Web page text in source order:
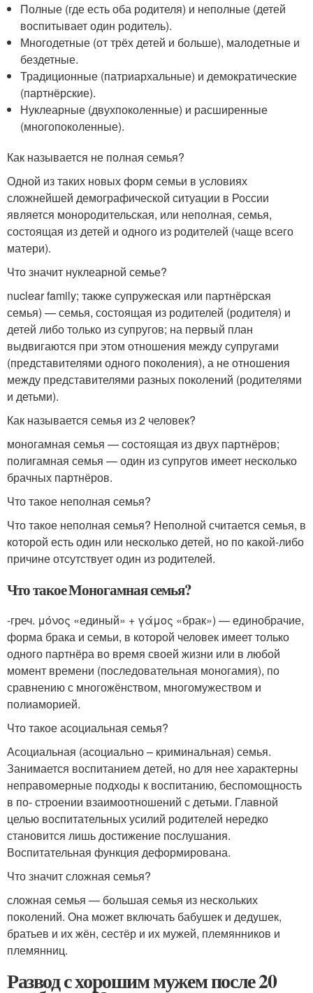
Полные (где есть оба родителя) и неполные (детей
воспитывает один родитель).
Многодетные (от трёх детей и больше), малодетные и
бездетные.
Традиционные (патриархальные) и демократичеcкие
(партнёрские).
Нуклеарные (двухпоколенные) и расширенные
(многопоколенные).
Как называется не полная семья?
Одной из таких новых форм семьи в условиях
сложнейшей демографической ситуации в России
является монородительская, или неполная, семья,
состоящая из детей и одного из родителей (чаще всего
матери).
Что значит нуклеарной семье?
nuclear family; также супружеская или партнёрская
семья) — семья, состоящая из родителей (родителя) и
детей либо только из супругов; на первый план
выдвигаются при этом отношения между супругами
(представителями одного поколения), а не отношения
между представителями разных поколений (родителями
и детьми).
Как называется семья из 2 человек?
моногамная семья — состоящая из двух партнёров;
полигамная семья — один из супругов имеет несколько
брачных партнёров.
Что такое неполная семья?
Что такое неполная семья? Неполной считается семья, в
которой есть один или несколько детей, но по какой-либо
причине отсутствует один из родителей.
Что такое Моногамная семья?
-греч. μόνος «единый» + γάμος «брак») — единобрачие,
форма брака и семьи, в которой человек имеет только
одного партнёра во время своей жизни или в любой
момент времени (последовательная моногамия), по
сравнению с многожёнством, многомужеством и
полиаморией.
Что такое асоциальная семья?
Асоциальная (асоциально – криминальная) семья.
Занимается воспитанием детей, но для нее характерны
неправомерные подходы к воспитанию, беспомощность
в по- строении взаимоотношений с детьми. Главной
целью воспитательных усилий родителей нередко
становится лишь достижение послушания.
Воспитательная функция деформирована.
Что значит сложная семья?
сложная семья — большая семья из нескольких
поколений. Она может включать бабушек и дедушек,
братьев и их жён, сестёр и их мужей, племянников и
племянниц.
Развод с хорошим мужем после 20